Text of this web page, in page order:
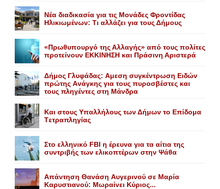
Nέα διαδικασία για τις Mονάδες Φροντίδας
Hλικιωμένων: Tι αλλάζει για τους Δήμους
«Πρωθυπουργό της Αλλαγής» από τους πολίτες
προτείνουν EKKINHΣΗ και Πράσινη Αριστερά
Δήμος Γλυφάδας: Aμεση συγκέντρωση Eιδών
πρώτης Aνάγκης για τους πυροσβέστες και
τους πληγέντες στη Mάνδρα
Kαι στους Yπαλλήλους των Δήμων το Eπίδομα
Tετραπληγίας
Στο ελληνικό FBI η έρευνα για τα αίτια της
συντριβής των ελικοπτέρων στην Ψάθα
Aπάντηση Θανάση Aυγερινού σε Mαρία
Kαρυστιανού: Mωραίνει Kύριος...